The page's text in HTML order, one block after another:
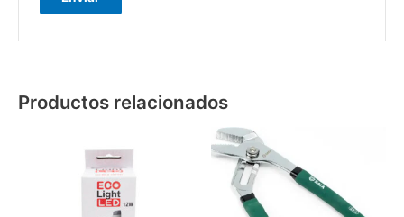
Productos relacionados